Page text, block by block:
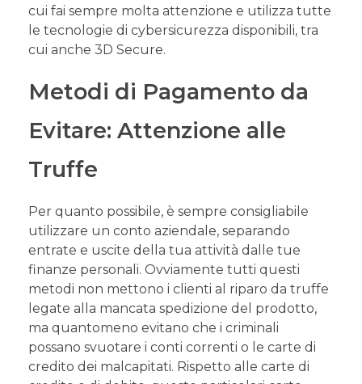
cui fai sempre molta attenzione e utilizza tutte
le tecnologie di cybersicurezza disponibili, tra
cui anche 3D Secure.
Metodi di Pagamento da
Evitare: Attenzione alle
Truffe
Per quanto possibile, è sempre consigliabile
utilizzare un conto aziendale, separando
entrate e uscite della tua attività dalle tue
finanze personali. Ovviamente tutti questi
metodi non mettono i clienti al riparo da truffe
legate alla mancata spedizione del prodotto,
ma quantomeno evitano che i criminali
possano svuotare i conti correnti o le carte di
credito dei malcapitati. Rispetto alle carte di